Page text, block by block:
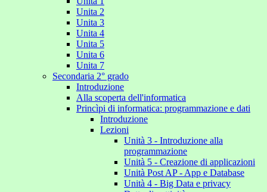
Unita 2
Unita 3
Unita 4
Unita 5
Unita 6
Unita 7
Secondaria 2° grado
Introduzione
Alla scoperta dell'informatica
Princìpi di informatica: programmazione e dati
Introduzione
Lezioni
Unità 3 - Introduzione alla
programmazione
Unità 5 - Creazione di applicazioni
Unità Post AP - App e Database
Unità 4 - Big Data e privacy